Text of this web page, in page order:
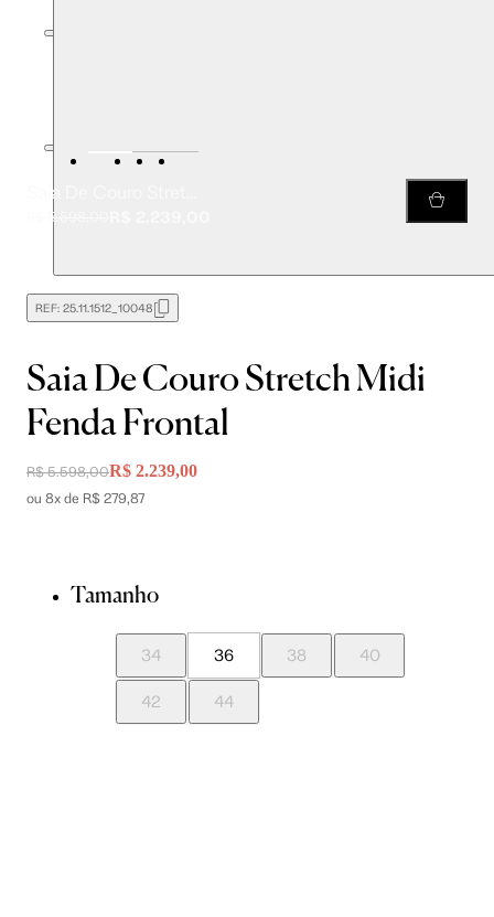
R$ 5.598,00
REF: 25.11.1512_10048
Saia De Couro Stretch Midi
Fenda Frontal
R$ 5.598,00R$ 2.239,00
ou 8x de R$ 279,87
Tamanho
34 36 38 40
42 44